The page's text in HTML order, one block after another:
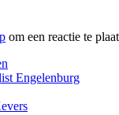
om een reactie te